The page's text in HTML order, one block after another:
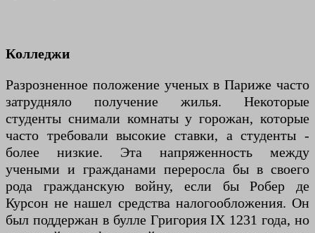
Колледжи
Разрозненное положение ученых в Париже часто
затрудняло получение жилья. Некоторые
студенты снимали комнаты у горожан, которые
часто требовали высокие ставки, а студенты -
более низкие. Эта напряженность между
учеными и гражданами переросла бы в своего
рода гражданскую войну, если бы Робер де
Курсон не нашел средства налогообложения. Он
был поддержан в булле Григория IX 1231 года, но